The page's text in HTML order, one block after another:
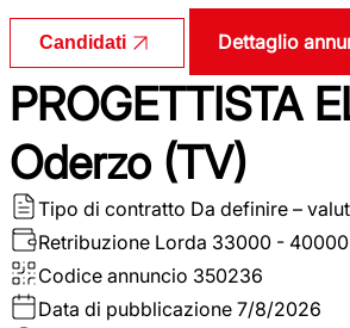
Candidati Dettaglio
PROGETTISTA
Oderzo (TV)
Tipo di contratto Da definire –
Retribuzione Lorda 33000 - 40000
Codice annuncio 350236
Data di pubblicazione 7/8/2026